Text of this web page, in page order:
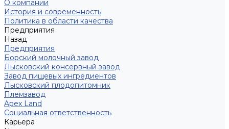
О компании
История и современность
Политика в области качества
Предприятия
Назад
Предприятия
Борский молочный завод
Лысковский консервный завод
Завод пищевых ингредиентов
Лысковский плодопитомник
Племзавод
Apex Land
Социальная ответственность
Карьера